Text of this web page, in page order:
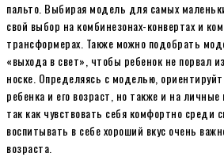
пальто. Выбирая модель для самых
свой выбор на комбинезонах-конвертах и
трансформерах. Также можно подобрать
«выхода в свет», чтобы ребенок не порвал
носке. Определяясь с моделью,
ребенка и его возраст, но также и на личные
так как чувствовать себя комфортно среди
воспитывать в себе хороший вкус очень
возраста.